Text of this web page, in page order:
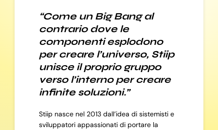
“Come un Big Bang al
contrario dove le
componenti esplodono
per creare l’universo, Stiip
unisce il proprio gruppo
verso l’interno per creare
infinite soluzioni.”
Stiip nasce nel 2013 dall’idea di sistemisti e
sviluppatori appassionati di portare la